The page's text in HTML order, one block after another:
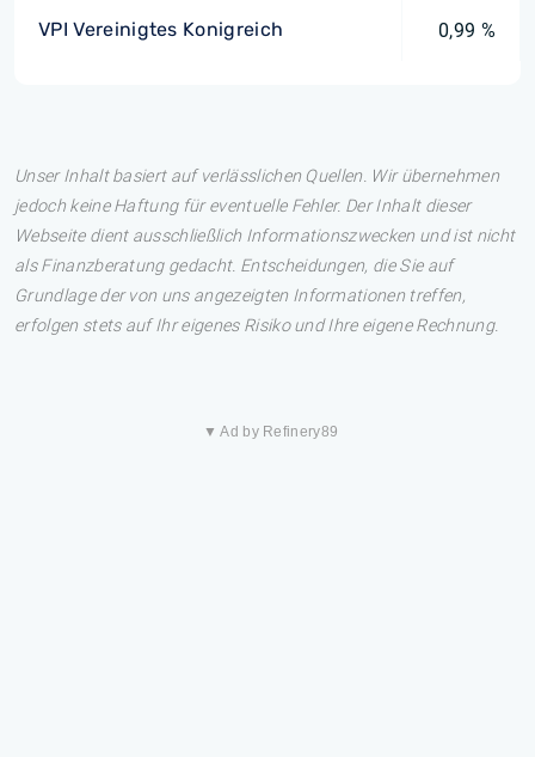
VPI Vereinigtes Konigreich 0,99 %
Unser Inhalt basiert auf verlässlichen Quellen. Wir übernehmen
jedoch keine Haftung für eventuelle Fehler. Der Inhalt dieser
Webseite dient ausschließlich Informationszwecken und ist nicht
als Finanzberatung gedacht. Entscheidungen, die Sie auf
Grundlage der von uns angezeigten Informationen treffen,
erfolgen stets auf Ihr eigenes Risiko und Ihre eigene Rechnung.
▼ Ad by Refinery89